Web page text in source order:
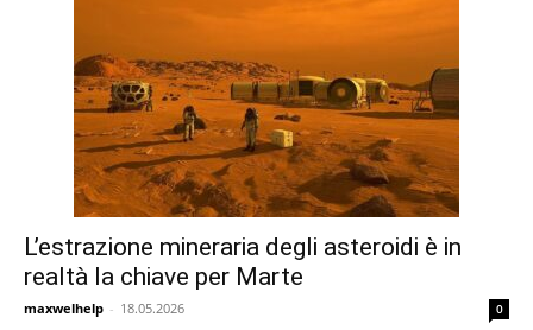
L’estrazione mineraria degli asteroidi è in
realtà la chiave per Marte
maxwelhelp - 18.05.2026 0